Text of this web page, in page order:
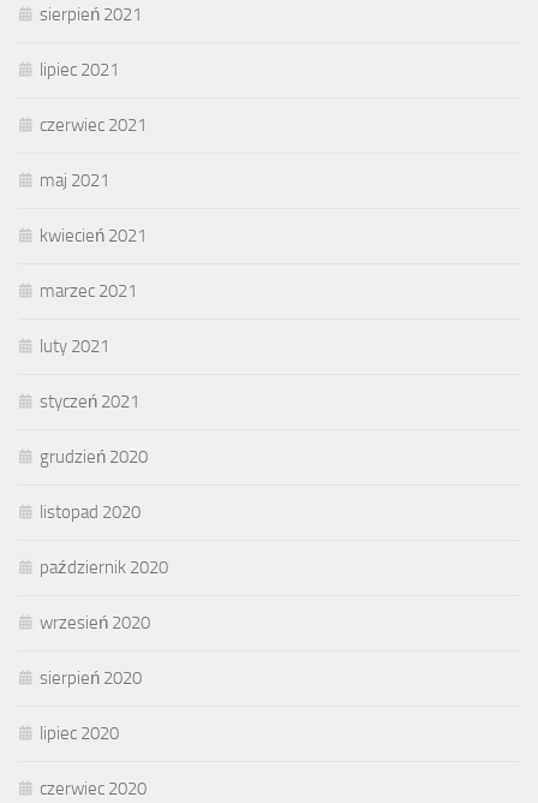
sierpień 2021
lipiec 2021
czerwiec 2021
maj 2021
kwiecień 2021
marzec 2021
luty 2021
styczeń 2021
grudzień 2020
listopad 2020
październik 2020
wrzesień 2020
sierpień 2020
lipiec 2020
czerwiec 2020